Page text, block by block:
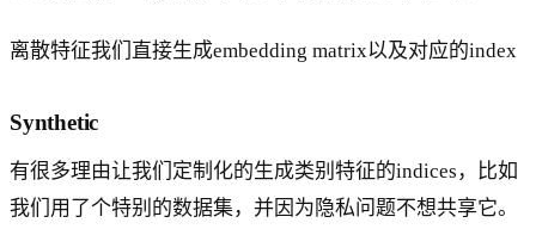
离散特征我们直接生成embedding matrix以及对应的index
Synthetic
有很多理由让我们定制化的生成类别特征的indices，比如
我们用了个特别的数据集，并因为隐私问题不想共享它。